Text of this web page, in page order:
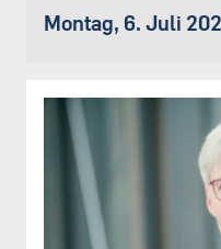
Montag, 6. Juli